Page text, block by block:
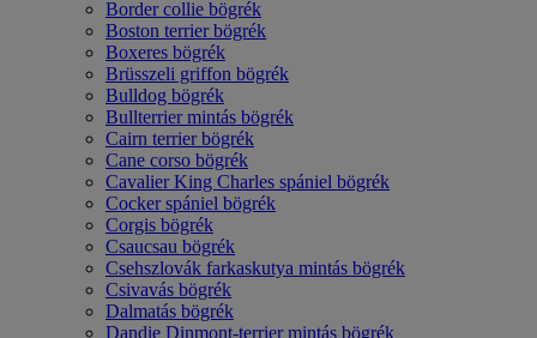
Border collie bögrék
Boston terrier bögrék
Boxeres bögrék
Brüsszeli griffon bögrék
Bulldog bögrék
Bullterrier mintás bögrék
Cairn terrier bögrék
Cane corso bögrék
Cavalier King Charles spániel bögrék
Cocker spániel bögrék
Corgis bögrék
Csaucsau bögrék
Csehszlovák farkaskutya mintás bögrék
Csivavás bögrék
Dalmatás bögrék
Dandie Dinmont-terrier mintás bögrék